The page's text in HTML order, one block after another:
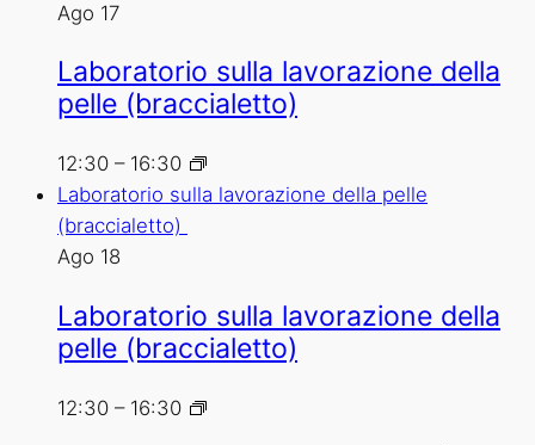
Ago 17
Laboratorio sulla lavorazione della
pelle (braccialetto)
12:30 – 16:30
Laboratorio sulla lavorazione della pelle
(braccialetto)
Ago 18
Laboratorio sulla lavorazione della
pelle (braccialetto)
12:30 – 16:30